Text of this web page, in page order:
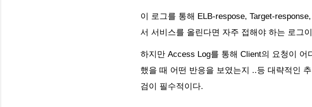
이 로그를 통해 ELB-respose, Target-
서 서비스를 올린다면 자주 접해야 하는 로그
하지만 Access Log를 통해 Client의 요청이
했을 때 어떤 반응을 보였는지 ..등 대략적인
검이 필수적이다.